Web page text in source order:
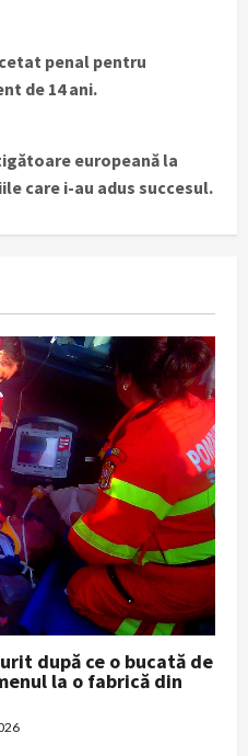
penal pentru
de 14 ani.
europeană la
care i-au adus succesul.
după ce o bucată de
la o fabrică din